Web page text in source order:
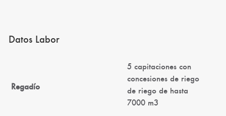
Datos Labor
Regadío
5 capitaciones con
concesiones de riego
de riego de hasta
7000 m3